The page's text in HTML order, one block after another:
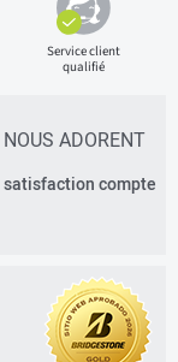
Service client
qualifié
ADORENT
satisfaction compte